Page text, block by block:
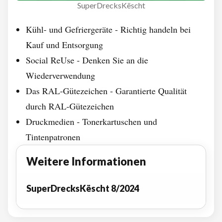
SuperDrecksKëscht
Kühl- und Gefriergeräte - Richtig handeln bei
Kauf und Entsorgung
Social ReUse - Denken Sie an die
Wiederverwendung
Das RAL-Gütezeichen - Garantierte Qualität
durch RAL-Gütezeichen
Druckmedien - Tonerkartuschen und
Tintenpatronen
Weitere Informationen
SuperDrecksKëscht 8/2024